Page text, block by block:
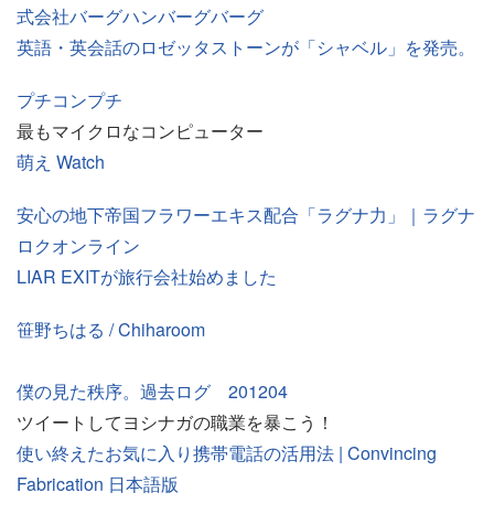
式会社バーグハンバーグバーグ
英語・英会話のロゼッタストーンが「シャベル」を発売。
プチコンプチ
最もマイクロなコンピューター
萌え Watch
安心の地下帝国フラワーエキス配合「ラグナ力」｜ラグナ
ロクオンライン
LIAR EXITが旅行会社始めました
笹野ちはる / Chiharoom
僕の見た秩序。過去ログ 201204
ツイートしてヨシナガの職業を暴こう！
使い終えたお気に入り携帯電話の活用法 | Convincing
Fabrication 日本語版